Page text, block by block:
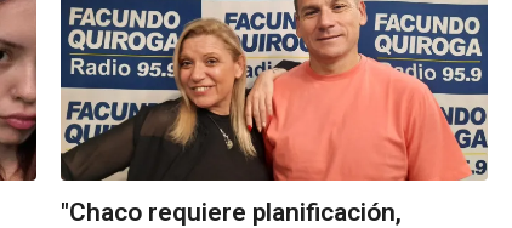
"Chaco requiere planificación,